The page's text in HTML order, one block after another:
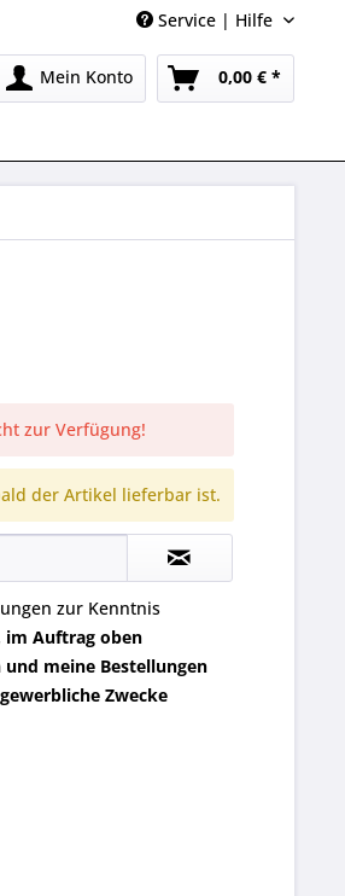
Service | Hilfe
Mein Konto 0,00 € *
zur Verfügung!
der Artikel lieferbar ist.
zur Kenntnis
im Auftrag oben
meine Bestellungen
Zwecke